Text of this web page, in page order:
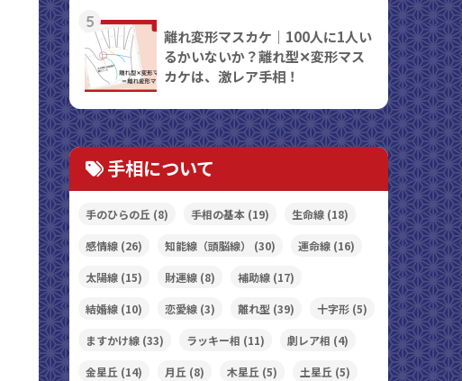
5
離れ変形マスカケ｜100人に1人い
るかいないか？離れ型✕変形マス
カケは、激レア手相！
手相について
手のひらの丘 (8) 手相の基本 (19) 生命線 (18)
感情線 (26) 知能線（頭脳線） (30) 運命線 (16)
太陽線 (15) 財運線 (8) 補助線 (17)
結婚線 (10) 恋愛線 (3) 離れ型 (39) 十字形 (5)
ますかけ線 (33) ラッキー相 (11) 劇レア相 (4)
金星丘 (14) 月丘 (8) 木星丘 (5) 土星丘 (5)